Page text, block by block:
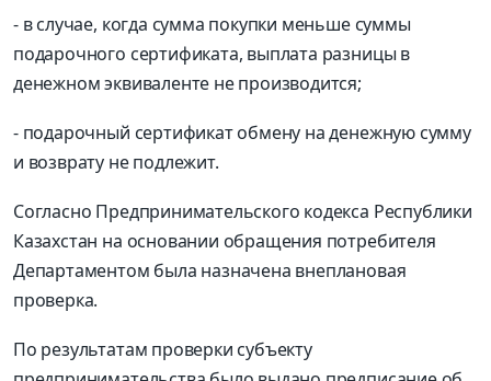
- в случае, когда сумма покупки меньше суммы
подарочного сертификата, выплата разницы в
денежном эквиваленте не производится;
- подарочный сертификат обмену на денежную сумму
и возврату не подлежит.
Согласно Предпринимательского кодекса Республики
Казахстан на основании обращения потребителя
Департаментом была назначена внеплановая
проверка.
По результатам проверки субъекту